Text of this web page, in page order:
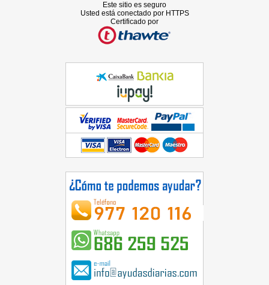
Este sitio es seguro
Usted está conectado por HTTPS
Certificado por